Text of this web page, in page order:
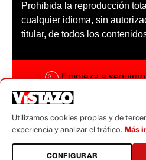
Prohibida la reproducción
cualquier idioma, sin
titular, de todos los
Empieza a
Código ética
Sugerencias a:
Utilizamos cookies propias y de
experiencia y analizar el tráfico. Más
CONFIGURAR